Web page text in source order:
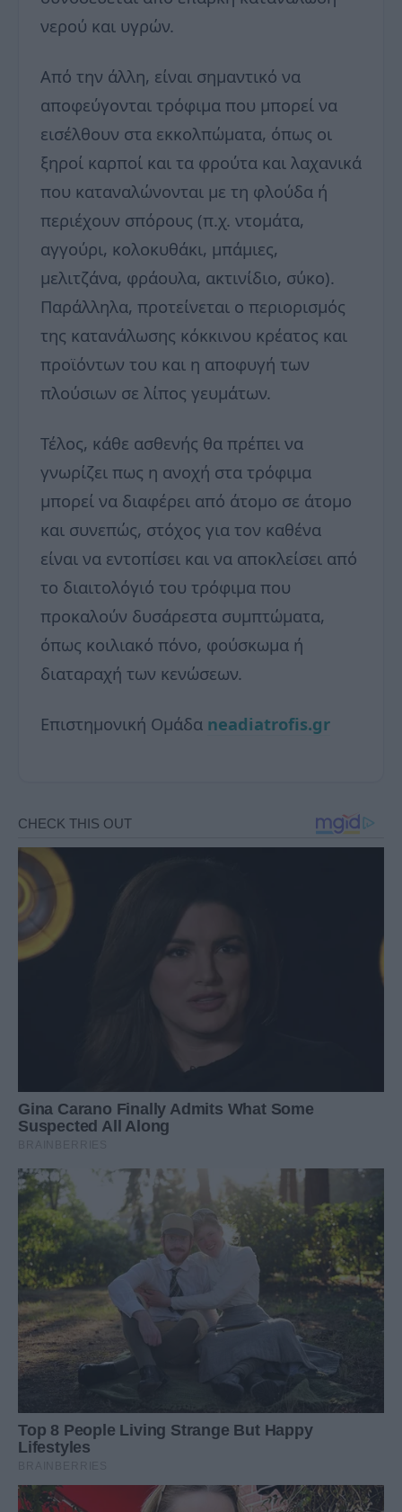
νερού και υγρών.
Από την άλλη, είναι σημαντικό να
αποφεύγονται τρόφιμα που μπορεί να
εισέλθουν στα εκκολπώματα, όπως οι
ξηροί καρποί και τα φρούτα και λαχανικά
που καταναλώνονται με τη φλούδα ή
περιέχουν σπόρους (π.χ. ντομάτα,
αγγούρι, κολοκυθάκι, μπάμιες,
μελιτζάνα, φράουλα, ακτινίδιο, σύκο).
Παράλληλα, προτείνεται ο περιορισμός
της κατανάλωσης κόκκινου κρέατος και
προϊόντων του και η αποφυγή των
πλούσιων σε λίπος γευμάτων.
Τέλος, κάθε ασθενής θα πρέπει να
γνωρίζει πως η ανοχή στα τρόφιμα
μπορεί να διαφέρει από άτομο σε άτομο
και συνεπώς, στόχος για τον καθένα
είναι να εντοπίσει και να αποκλείσει από
το διαιτολόγιό του τρόφιμα που
προκαλούν δυσάρεστα συμπτώματα,
όπως κοιλιακό πόνο, φούσκωμα ή
διαταραχή των κενώσεων.
Επιστημονική Ομάδα neadiatrofis.gr